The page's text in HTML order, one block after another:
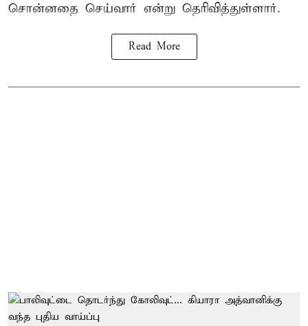
சொன்னதை செய்வார் என்று தெரிவித்துள்ளார்.
Read More